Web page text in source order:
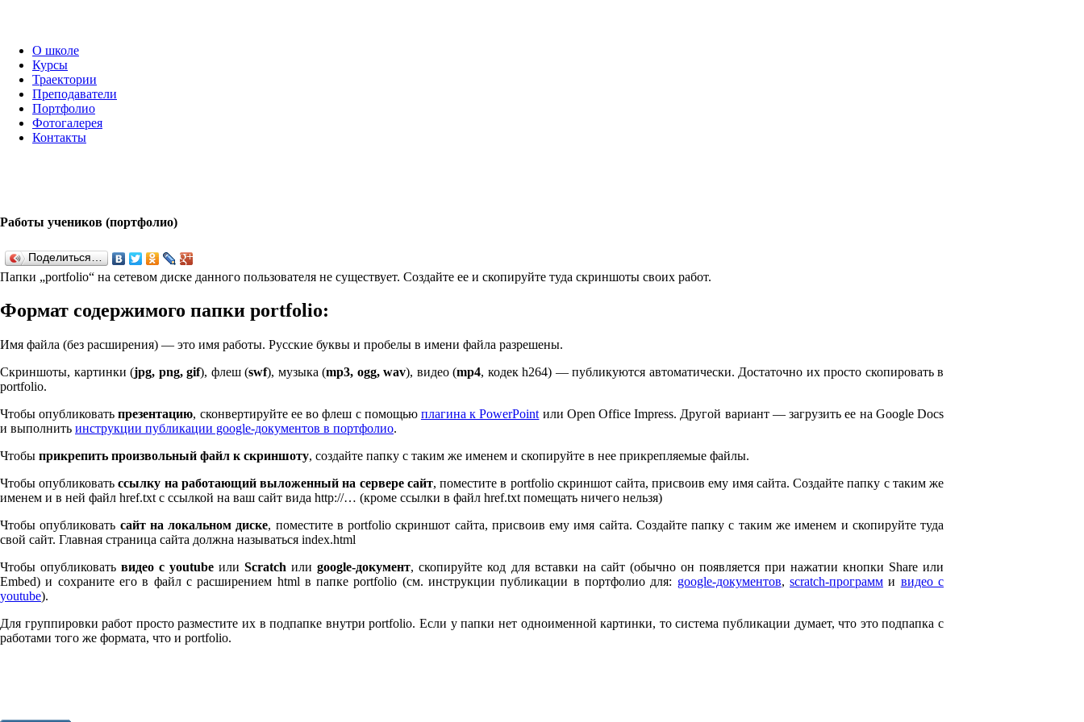
О школе
Курсы
Траектории
Преподаватели
Портфолио
Фотогалерея
Контакты
Работы учеников (портфолио)
Поделиться…
Папки „port­fo­lio“ на сетевом диске данного пользователя не существует. Создайте ее и скопируйте туда скриншоты своих работ.
Формат содержимого папки port­fo­lio:
Имя файла (без расширения) — это имя работы. Русские буквы и пробелы в имени файла разрешены.
Скриншоты, картинки (jpg, png, gif), флеш (swf), музыка (mp3, ogg, wav), видео (mp4, кодек h264) — публикуются автоматически. Достаточно их просто скопировать в
port­fo­lio.
Чтобы опубликоватьпрезентацию, сконвертируйте ее во флеш с помощью плагина к Pow­er­Point или Open Office Impress. Другой вариант — загрузить ее на Google Docs
и выполнить инструкции публикации google-документов в портфолио.
Чтобы прикрепить произвольный файл к скриншоту, создайте папку с таким же именем и скопируйте в нее прикрепляемые файлы.
Чтобы опубликоватьссылку на работающий выложенный на сервере сайт, поместите в port­fo­lio скриншот сайта, присвоив ему имя сайта. Создайте папку с таким же
именем и в ней файл href.txt с ссылкой на ваш сайт вида http://… (кроме ссылки в файл href.txt помещать ничего нельзя)
Чтобы опубликовать сайт на локальном диске, поместите в port­fo­lio скриншот сайта, присвоив ему имя сайта. Создайте папку с таким же именем и скопируйте туда
свой сайт. Главная страница сайта должна называться index.html
Чтобы опубликоватьвидео с youtube илиScratch илиgoogle-документ, скопируйте код для вставки на сайт (обычно он появляется при нажатии кнопки Share или
Embed) и сохраните его в файл с расширением html в папке port­fo­lio (см. инструкции публикации в портфолио для: google-документов,scratch-программ и видео с
youtube).
Для группировки работ просто разместите их в подпапке внутри port­fo­lio. Если у папки нет одноименной картинки, то система публикации думает, что это подпапка с
работами того же формата, что и port­fo­lio.